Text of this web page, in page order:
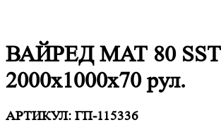
ВАЙРЕД МАТ 80 SST
2000x1000x70 рул.
АРТИКУЛ: ГП-115336